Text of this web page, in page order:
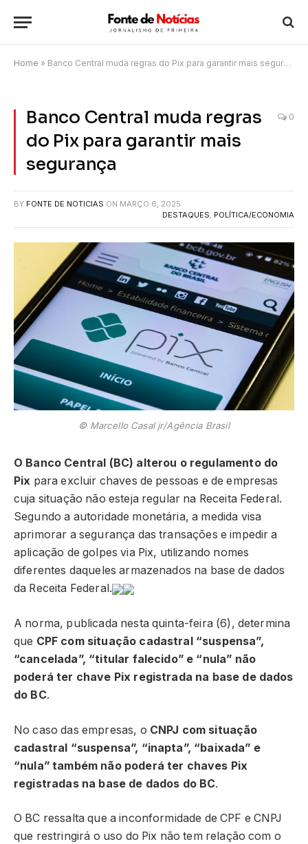
Home » Banco Central muda regras do Pix para garantir mais segurança
Banco Central muda regras
do Pix para garantir mais
segurança
0
BY FONTE DE NOTICIAS ON MARÇO 6, 2025
DESTAQUES, POLÍTICA/ECONOMIA
© Marcello Casal jr/Agência Brasil
O Banco Central (BC) alterou o regulamento do
Pix para excluir chaves de pessoas e de empresas
cuja situação não esteja regular na Receita Federal.
Segundo a autoridade monetária, a medida visa
aprimorar a segurança das transações e impedir a
aplicação de golpes via Pix, utilizando nomes
diferentes daqueles armazenados na base de dados
da Receita Federal.
A norma, publicada nesta quinta-feira (6), determina
que CPF com situação cadastral “suspensa”,
“cancelada”, “titular falecido” e “nula” não
poderá ter chave Pix registrada na base de dados
do BC.
No caso das empresas, o CNPJ com situação
cadastral “suspensa”, “inapta”, “baixada” e
“nula” também não poderá ter chaves Pix
registradas na base de dados do BC.
O BC ressalta que a inconformidade de CPF e CNPJ
que restringirá o uso do Pix não tem relação com o